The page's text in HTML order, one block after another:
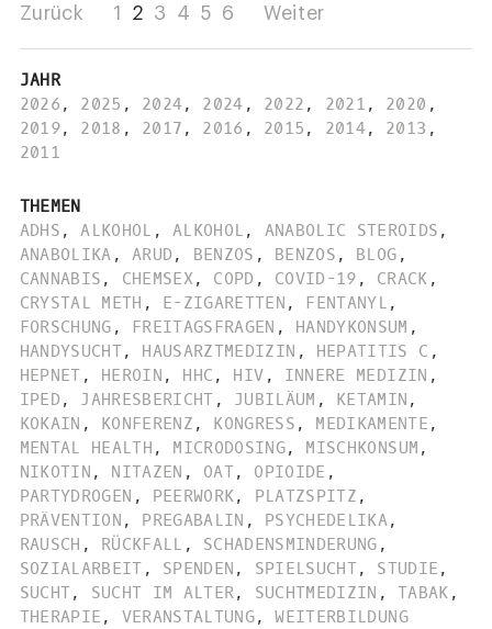
Zurück 1 2 3 4 5 6 Weiter
JAHR
2026 , 2025 , 2024, 2024 , 2022 , 2021 , 2020 ,
2019, 2018 , 2017 , 2016 , 2015 , 2014, 2013 ,
2011
THEMEN
ADHS , ALKOHOL , ALKOHOL , ANABOLIC STEROIDS ,
ANABOLIKA , ARUD , BENZOS , BENZOS , BLOG ,
CANNABIS , CHEMSEX , COPD , COVID-19 , CRACK ,
CRYSTAL METH , E-ZIGARETTEN , FENTANYL ,
FORSCHUNG , FREITAGSFRAGEN , HANDYKONSUM ,
HANDYSUCHT, HAUSARZTMEDIZIN , HEPATITIS C ,
HEPNET , HEROIN , HHC , HIV , INNERE MEDIZIN ,
IPED , JAHRESBERICHT , JUBILÄUM , KETAMIN ,
KOKAIN , KONFERENZ , KONGRESS , MEDIKAMENTE ,
MENTAL HEALTH , MICRODOSING, MISCHKONSUM ,
NIKOTIN , NITAZEN , OAT, OPIOIDE ,
PARTYDROGEN , PEERWORK, PLATZSPITZ ,
PRÄVENTION , PREGABALIN , PSYCHEDELIKA,
RAUSCH , RÜCKFALL , SCHADENSMINDERUNG ,
SOZIALARBEIT , SPENDEN , SPIELSUCHT, STUDIE ,
SUCHT, SUCHT IM ALTER, SUCHTMEDIZIN , TABAK ,
THERAPIE , VERANSTALTUNG, WEITERBILDUNG